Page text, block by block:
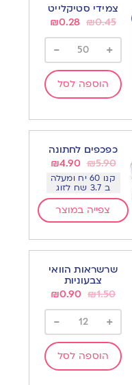
צמידי סטיקלייט
₪0.45
₪0.28
+
-
הוספה לסל
כפכפים לחתונה
₪5.90
₪4.90
קנו 60 יח ומעלה
ב 3.7 שח לזוג
צפייה במוצר
שרשראות הוואי
צבעוניות
₪1.50
₪0.90
+
-
הוספה לסל